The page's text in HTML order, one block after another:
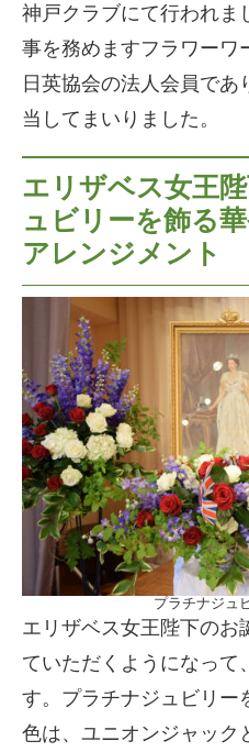
神戸クラブにて行われま
事を務めますフラワーワ
日英協会の法人会員であ
当してまいりました。
エリザベス女王
ュビリーを飾る
アレンジメント
プラチナジュ
エリザベス女王陛下のお
ていただくようになって
す。プラチナジュビリー
色は、ユニオンジャック